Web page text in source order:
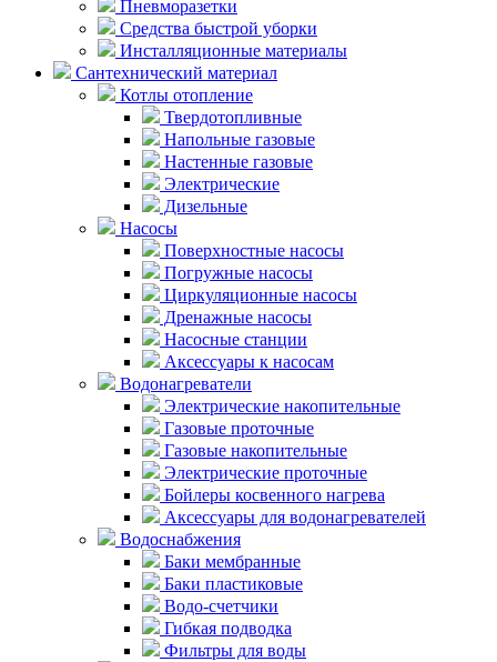
Пневморазетки
Средства быстрой уборки
Инсталляционные материалы
Сантехнический материал
Котлы отопление
Твердотопливные
Напольные газовые
Настенные газовые
Электрические
Дизельные
Насосы
Поверхностные насосы
Погружные насосы
Циркуляционные насосы
Дренажные насосы
Насосные станции
Аксессуары к насосам
Водонагреватели
Электрические накопительные
Газовые проточные
Газовые накопительные
Электрические проточные
Бойлеры косвенного нагрева
Аксессуары для водонагревателей
Водоснабжения
Баки мембранные
Баки пластиковые
Водо-счетчики
Гибкая подводка
Фильтры для воды